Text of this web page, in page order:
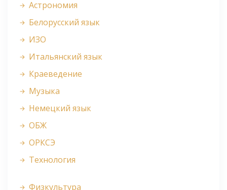
Астрономия
Белорусский язык
ИЗО
Итальянский язык
Краеведение
Музыка
Немецкий язык
ОБЖ
ОРКСЭ
Технология
Физкультура